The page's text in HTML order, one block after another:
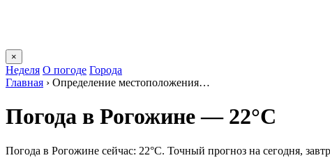
×
Неделя О погоде Города
Главная › Определение местоположения…
Погода в Рогожине — 22°C
Погода в Рогожине сейчас: 22°C. Точный прогноз на сегодня,